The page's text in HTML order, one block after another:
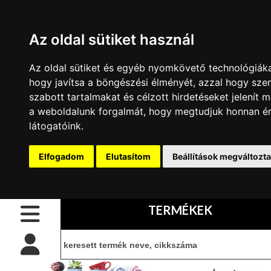
Az oldal sütiket használ
Az oldal sütiket és egyéb nyomkövető
hogy javítsa a böngészési élményét, azzal hogy
szabott tartalmakat és célzott hirdetéseket jelenít
a weboldalunk forgalmát, hogy megtudjuk honnan
látogatóink.
Elfogadom Elutasítom Beállítások
BELÉPÉS
Kezdőoldal
Kapcsolat
feltételek
CIB
kártyás
fizetés
TERMÉKEK
CSŐPOLC
ELEMEK
IDOMOK
CSŐPOLCHOZ
CSÖVEK
POLCHOZ
POLCLAP
KIEGÉSZÍTŐK
POLC
belépés
regisztráció
információ